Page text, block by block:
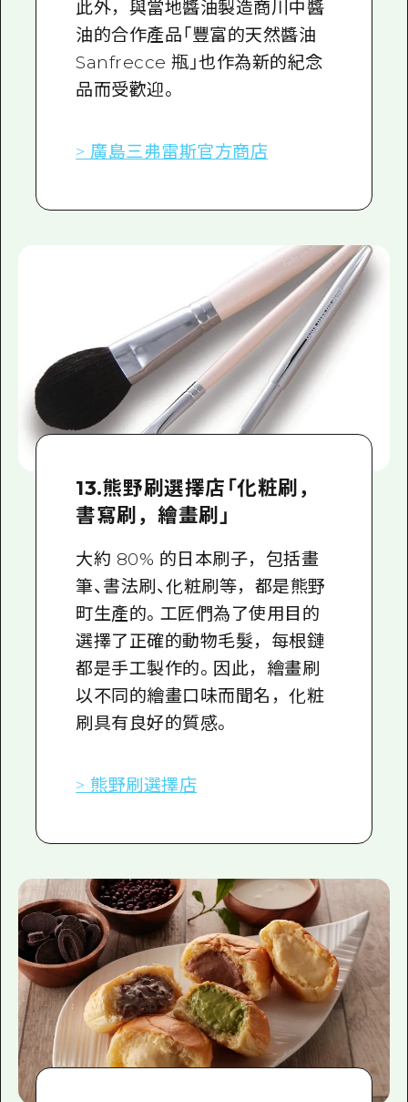
此外，與當地醬油製造商川中醬
油的合作產品「豐富的天然醬油
Sanfrecce 瓶」也作為新的紀念
品而受歡迎。
> 廣島三弗雷斯官方商店
13.熊野刷選擇店「化粧刷，
書寫刷，繪畫刷」
大約 80% 的日本刷子，包括畫
筆、書法刷、化粧刷等，都是熊野
町生產的。工匠們為了使用目的
選擇了正確的動物毛髮，每根鏈
都是手工製作的。因此，繪畫刷
以不同的繪畫口味而聞名，化粧
刷具有良好的質感。
> 熊野刷選擇店